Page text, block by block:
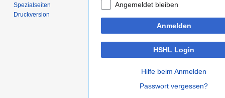
Angemeldet bleiben
Anmelden
HSHL Login
Hilfe beim Anmelden
Passwort vergessen?
Spezialseiten
Druckversion